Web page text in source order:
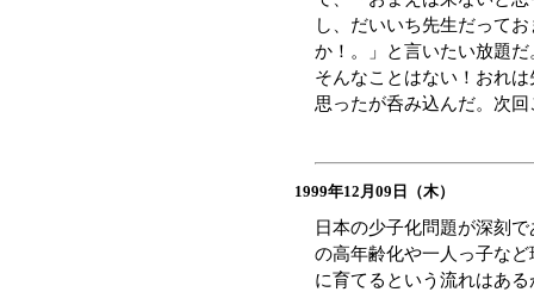
し、だいいち先生だって
か！。」と言いたい放題だ
そんなことはない！おれ
思ったが呑み込んだ。次
1999年12月09日（木）
日本の少子化問題が深刻
の高年齢化や一人っ子な
に育てるという流れはあ